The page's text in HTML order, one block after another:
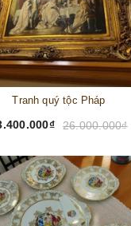
Tranh quý tộc Pháp
26.000.000₫